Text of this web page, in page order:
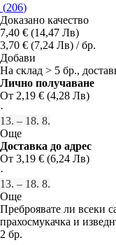
(206)
Доказано качество
7,40 € (14,47 Лв)
3,70 € (7,24 Лв) / бр.
Добави
На склад > 5 бр.,
Лично получаване
От 2,19 € (4,28 Лв)
·
13. – 18. 8.
Още
Доставка до адрес
От 3,19 € (6,24 Лв)
·
13. – 18. 8.
Още
Преброявате ли всеки
прахосмукачка и
2 бр.